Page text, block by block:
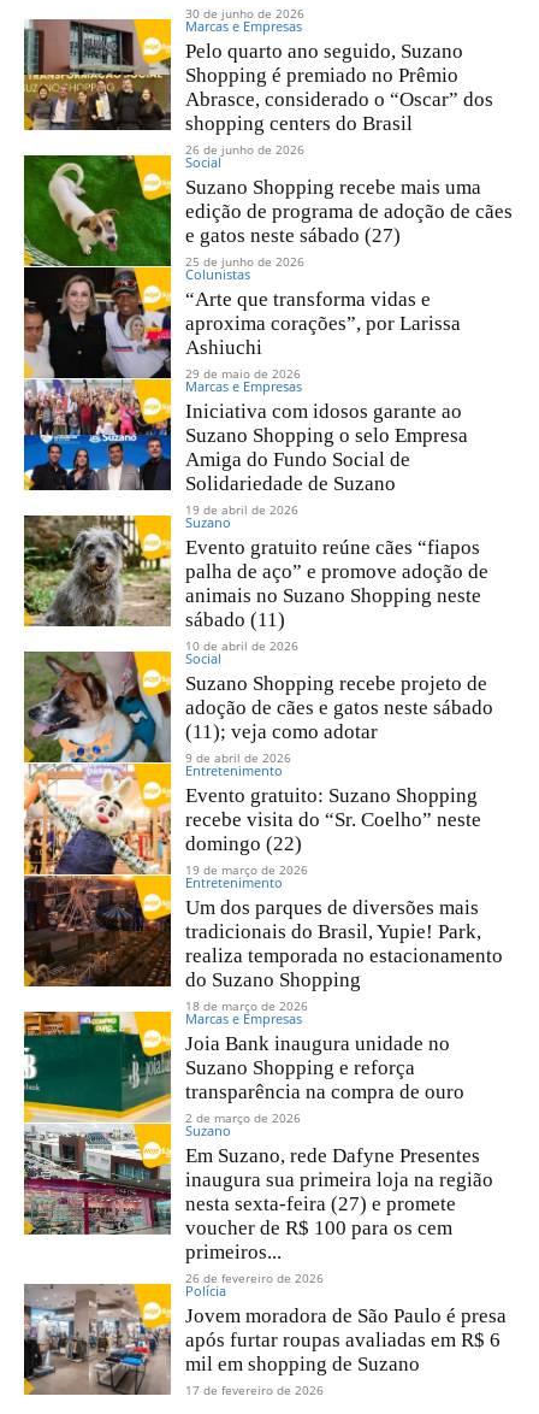
30 de junho de 2026
Marcas e Empresas
Pelo quarto ano seguido, Suzano
Shopping é premiado no Prêmio
Abrasce, considerado o “Oscar” dos
shopping centers do Brasil
26 de junho de 2026
Social
Suzano Shopping recebe mais uma
edição de programa de adoção de cães
e gatos neste sábado (27)
25 de junho de 2026
Colunistas
“Arte que transforma vidas e
aproxima corações”, por Larissa
Ashiuchi
29 de maio de 2026
Marcas e Empresas
Iniciativa com idosos garante ao
Suzano Shopping o selo Empresa
Amiga do Fundo Social de
Solidariedade de Suzano
19 de abril de 2026
Suzano
Evento gratuito reúne cães “fiapos
palha de aço” e promove adoção de
animais no Suzano Shopping neste
sábado (11)
10 de abril de 2026
Social
Suzano Shopping recebe projeto de
adoção de cães e gatos neste sábado
(11); veja como adotar
9 de abril de 2026
Entretenimento
Evento gratuito: Suzano Shopping
recebe visita do “Sr. Coelho” neste
domingo (22)
19 de março de 2026
Entretenimento
Um dos parques de diversões mais
tradicionais do Brasil, Yupie! Park,
realiza temporada no estacionamento
do Suzano Shopping
18 de março de 2026
Marcas e Empresas
Joia Bank inaugura unidade no
Suzano Shopping e reforça
transparência na compra de ouro
2 de março de 2026
Suzano
Em Suzano, rede Dafyne Presentes
inaugura sua primeira loja na região
nesta sexta-feira (27) e promete
voucher de R$ 100 para os cem
primeiros...
26 de fevereiro de 2026
Polícia
Jovem moradora de São Paulo é presa
após furtar roupas avaliadas em R$ 6
mil em shopping de Suzano
17 de fevereiro de 2026